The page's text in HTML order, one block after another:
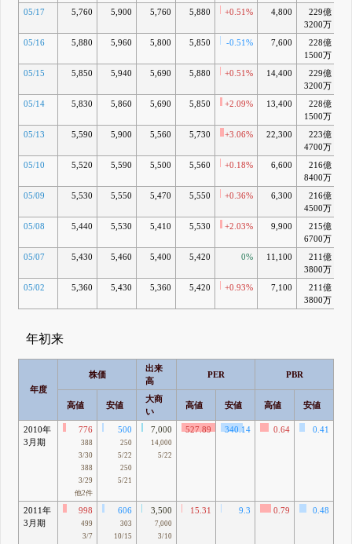
05/17 5,760 5,900 5,760 5,880 +0.51% 4,800
229億
3200万
05/16 5,880 5,960 5,800 5,850 -0.51% 7,600
228億
1500万
05/15 5,850 5,940 5,690 5,880 +0.51% 14,400
229億
3200万
05/14 5,830 5,860 5,690 5,850 +2.09% 13,400
228億
1500万
05/13 5,590 5,900 5,560 5,730 +3.06% 22,300
223億
4700万
05/10 5,520 5,590 5,500 5,560 +0.18% 6,600
216億
8400万
05/09 5,530 5,550 5,470 5,550 +0.36% 6,300
216億
4500万
05/08 5,440 5,530 5,410 5,530 +2.03% 9,900
215億
6700万
05/07 5,430 5,460 5,400 5,420 0% 11,100
211億
3800万
05/02 5,360 5,430 5,360 5,420 +0.93% 7,100
211億
3800万
年初来
年度
株価
出来
高
PER PBR
高値 安値
大商
い
高値 安値 高値 安値
2010年
3月期
776
388
3/30
388
3/29
他2件
500
250
5/22
250
5/21
7,000
14,000
5/22
527.89 340.14 0.64 0.41
2011年
3月期
998
499
3/7
606
303
10/15
3,500
7,000
3/10
15.31 9.3 0.79
0.48